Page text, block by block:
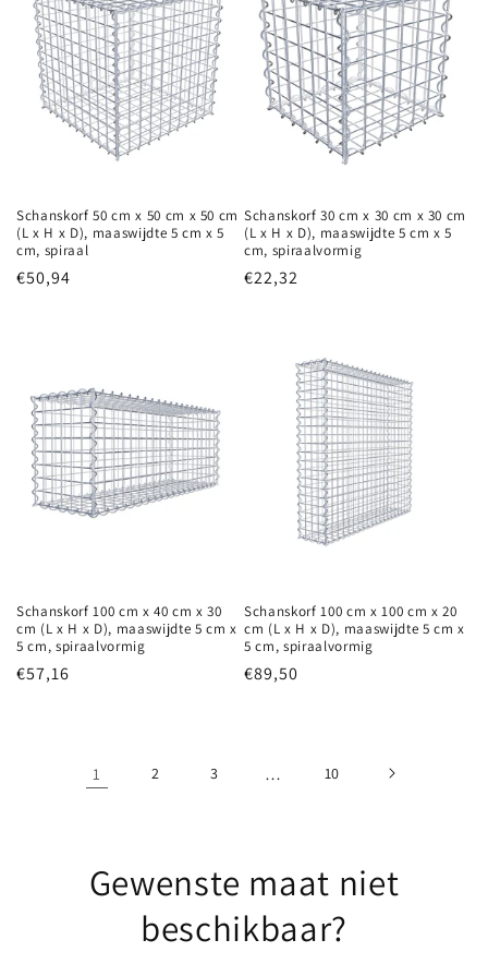
Schanskorf 50 cm x 50 cm x 50 cm
(L x H x D), maaswijdte 5 cm x 5
cm, spiraal
Normale
€50,94
Schanskorf 30 cm x 30 cm x 30 cm
(L x H x D), maaswijdte 5 cm x 5
cm, spiraalvormig
Normale
€22,32
Schanskorf 100 cm x 40 cm x 30
cm (L x H x D), maaswijdte 5 cm x
5 cm, spiraalvormig
Normale
€57,16
Schanskorf 100 cm x 100 cm x 20
cm (L x H x D), maaswijdte 5 cm x
5 cm, spiraalvormig
Normale
€89,50
1 2 3 … 10
Gewenste maat niet
beschikbaar?